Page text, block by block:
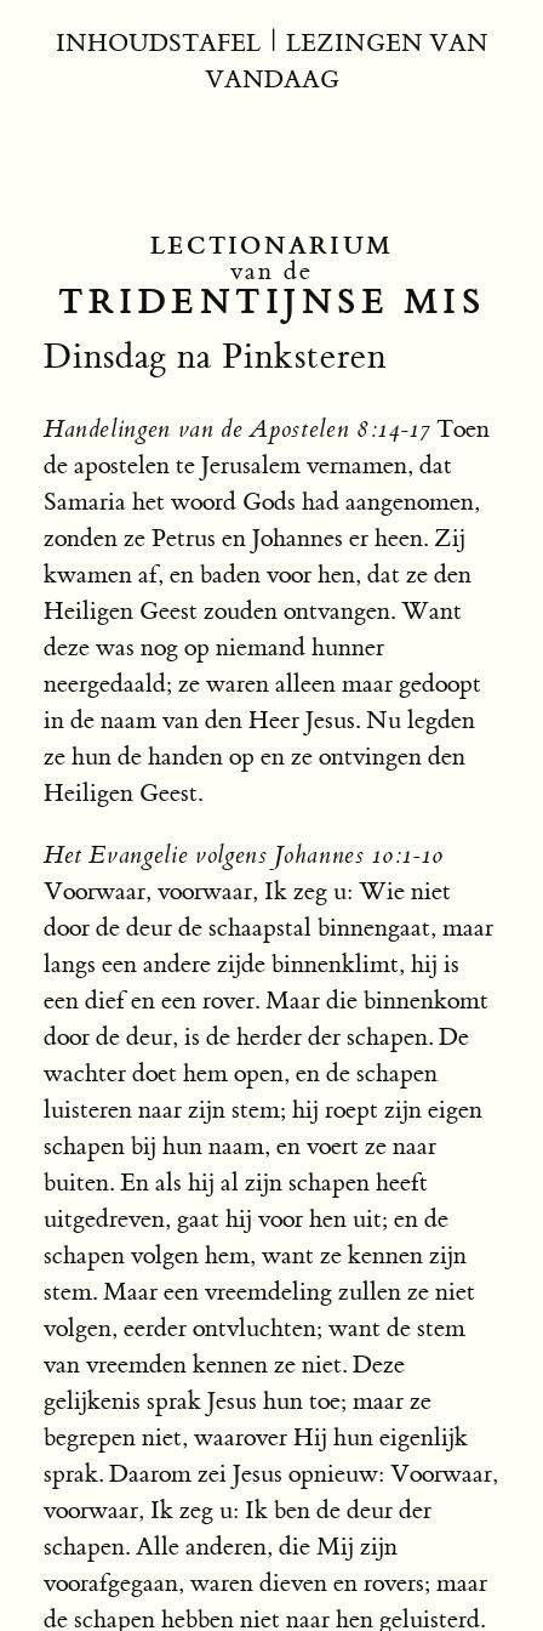
INHOUDSTAFEL| LEZINGEN VAN
VANDAAG
LECTIONARIUM
van de
TRIDENTIJNSE MIS
Dinsdag na Pinksteren
Handelingen van de Apostelen 8:14-17 Toen
de apostelen te Jerusalem vernamen, dat
Samaria het woord Gods had aangenomen,
zonden ze Petrus en Johannes er heen. Zij
kwamen af, en baden voor hen, dat ze den
Heiligen Geest zouden ontvangen. Want
deze was nog op niemand hunner
neergedaald; ze waren alleen maar gedoopt
in de naam van den Heer Jesus. Nu legden
ze hun de handen op en ze ontvingen den
Heiligen Geest.
Het Evangelie volgens Johannes 10:1-10
Voorwaar, voorwaar, Ik zeg u: Wie niet
door de deur de schaapstal binnengaat, maar
langs een andere zijde binnenklimt, hij is
een dief en een rover. Maar die binnenkomt
door de deur, is de herder der schapen. De
wachter doet hem open, en de schapen
luisteren naar zijn stem; hij roept zijn eigen
schapen bij hun naam, en voert ze naar
buiten. En als hij al zijn schapen heeft
uitgedreven, gaat hij voor hen uit; en de
schapen volgen hem, want ze kennen zijn
stem. Maar een vreemdeling zullen ze niet
volgen, eerder ontvluchten; want de stem
van vreemden kennen ze niet. Deze
gelijkenis sprak Jesus hun toe; maar ze
begrepen niet, waarover Hij hun eigenlijk
sprak. Daarom zei Jesus opnieuw: Voorwaar,
voorwaar, Ik zeg u: Ik ben de deur der
schapen. Alle anderen, die Mij zijn
voorafgegaan, waren dieven en rovers; maar
de schapen hebben niet naar hen geluisterd.